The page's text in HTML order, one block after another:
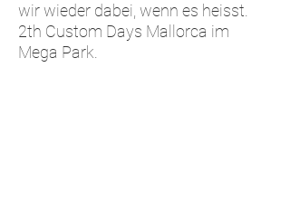
wir wieder dabei, wenn es heisst.
2th Custom Days Mallorca im
Mega Park.